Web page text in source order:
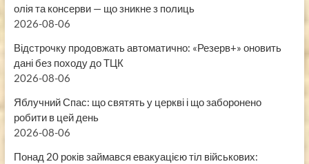
олія та консерви — що зникне з полиць
2026-08-06
Відстрочку продовжать автоматично: «Резерв+» оновить
дані без походу до ТЦК
2026-08-06
Яблучний Спас: що святять у церкві і що заборонено
робити в цей день
2026-08-06
Понад 20 років займався евакуацією тіл військових: